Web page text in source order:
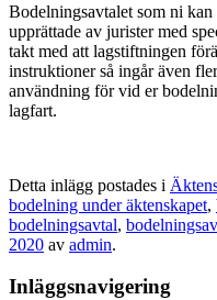
Bodelningsavtalet som ni kan
upprättade av jurister med
takt med att lagstiftningen
instruktioner så ingår även
användning för vid er
lagfart.
Detta inlägg postades i
bodelning under äktenskapet,
bodelningsavtal,
2020 av admin.
Inläggsnavigering